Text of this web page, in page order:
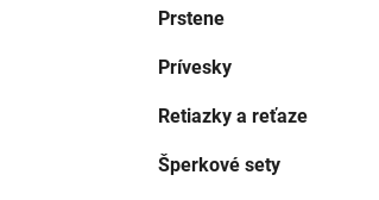
Prstene
Prívesky
Retiazky a reťaze
Šperkové sety